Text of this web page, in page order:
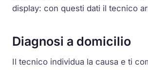
display: con questi dati il tecnico
Diagnosi a domicilio
Il tecnico individua la causa e ti